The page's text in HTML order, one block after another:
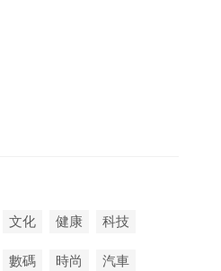
文化 健康 科技
數碼 時尚 汽車